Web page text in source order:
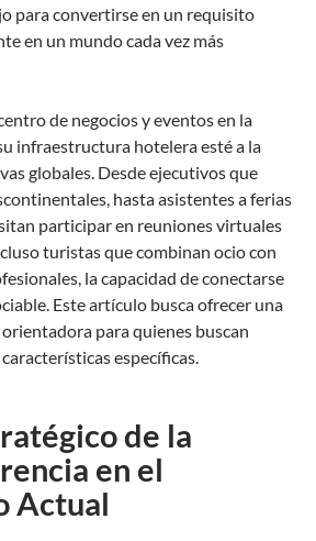
para convertirse en un requisito
en un mundo cada vez más
de negocios y eventos en la
infraestructura hotelera esté a la
globales. Desde ejecutivos que
hasta asistentes a ferias
participar en reuniones virtuales
turistas que combinan ocio con
la capacidad de conectarse
Este artículo busca ofrecer una
para quienes buscan
específicas.
de la
en el
Actual